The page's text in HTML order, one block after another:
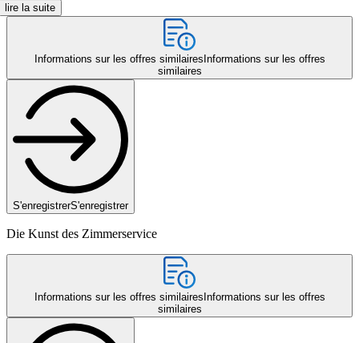
lire la suite
Informations sur les offres similaires Informations sur les offres
similaires
S'enregistrerS'enregistrer
Die Kunst des Zimmerservice
Informations sur les offres similaires Informations sur les offres
similaires